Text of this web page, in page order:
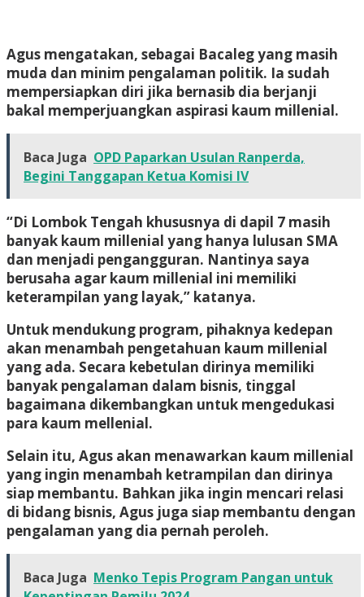
Agus mengatakan, sebagai Bacaleg yang masih
muda dan minim pengalaman politik. Ia sudah
mempersiapkan diri jika bernasib dia berjanji
bakal memperjuangkan aspirasi kaum millenial.
Baca Juga OPD Paparkan Usulan Ranperda,
Begini Tanggapan Ketua Komisi IV
“Di Lombok Tengah khususnya di dapil 7 masih
banyak kaum millenial yang hanya lulusan SMA
dan menjadi pengangguran. Nantinya saya
berusaha agar kaum millenial ini memiliki
keterampilan yang layak,” katanya.
Untuk mendukung program, pihaknya kedepan
akan menambah pengetahuan kaum millenial
yang ada. Secara kebetulan dirinya memiliki
banyak pengalaman dalam bisnis, tinggal
bagaimana dikembangkan untuk mengedukasi
para kaum mellenial.
Selain itu, Agus akan menawarkan kaum millenial
yang ingin menambah ketrampilan dan dirinya
siap membantu. Bahkan jika ingin mencari relasi
di bidang bisnis, Agus juga siap membantu dengan
pengalaman yang dia pernah peroleh.
Baca Juga Menko Tepis Program Pangan untuk